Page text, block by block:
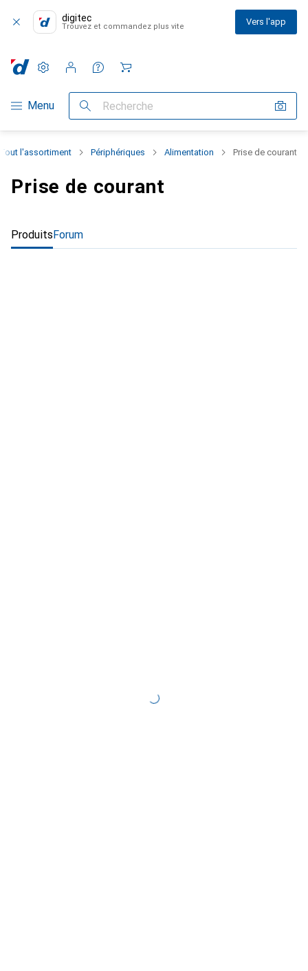
digitec
Trouvez et commandez plus vite Vers l'app
Navigation par catégorie
Menu Recherche
Paramètres
Compte client
Listes de comparaison
Listes d'envies
Panier
Tout l'assortiment Périphériques Alimentation Prise de courant
Prise de courant
ProduitsForum